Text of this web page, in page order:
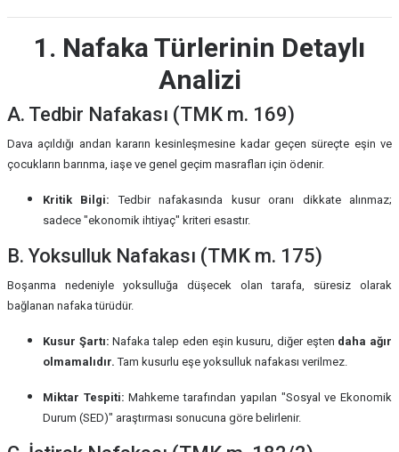
1. Nafaka Türlerinin Detaylı
Analizi
A. Tedbir Nafakası (TMK m. 169)
Dava açıldığı andan kararın kesinleşmesine kadar geçen süreçte eşin ve
çocukların barınma, iaşe ve genel geçim masrafları için ödenir.
Kritik Bilgi: Tedbir nafakasında kusur oranı dikkate alınmaz;
sadece "ekonomik ihtiyaç" kriteri esastır.
B. Yoksulluk Nafakası (TMK m. 175)
Boşanma nedeniyle yoksulluğa düşecek olan tarafa, süresiz olarak
bağlanan nafaka türüdür.
Kusur Şartı: Nafaka talep eden eşin kusuru, diğer eşten daha ağır
olmamalıdır. Tam kusurlu eşe yoksulluk nafakası verilmez.
Miktar Tespiti: Mahkeme tarafından yapılan "Sosyal ve Ekonomik
Durum (SED)" araştırması sonucuna göre belirlenir.